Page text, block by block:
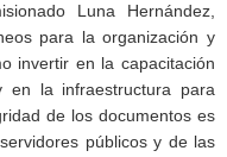
Luna Hernández,
para la organización y
invertir en la capacitación
en la infraestructura para
de los documentos es
públicos y de las